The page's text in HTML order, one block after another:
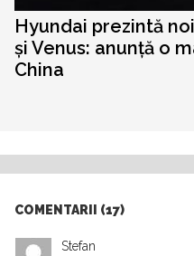
Hyundai prezintă
și Venus: anunță o
China
COMENTARII (17)
Stefan